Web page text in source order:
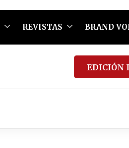
REVISTAS BRAND
EDICIÓN